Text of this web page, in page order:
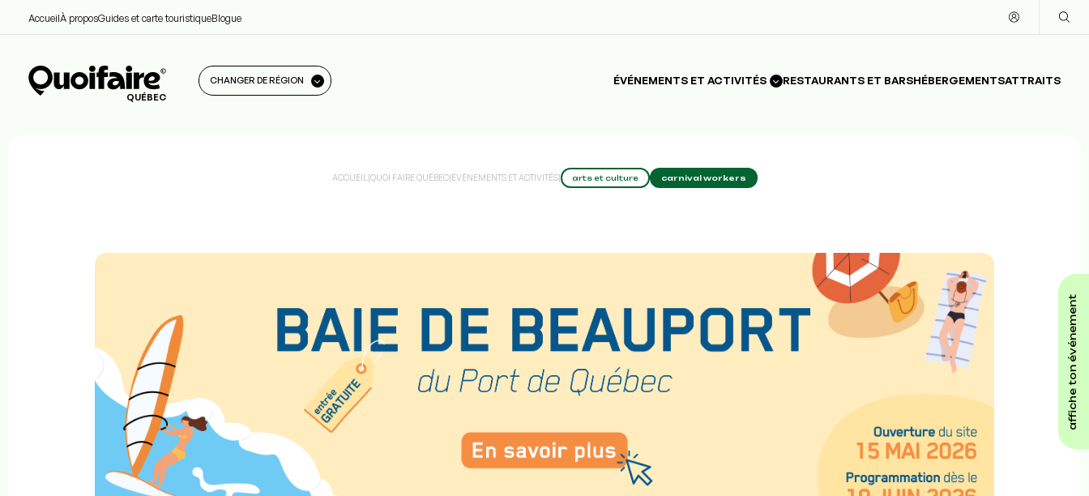
AccueilÀ proposGuides et carte touristiqueBlogue
QUÉBEC
CHANGER DE RÉGION ÉVÉNEMENTS ET ACTIVITÉS RESTAURANTS ET BARSHÉBERGEMENTSATTRAITS
affiche ton événement
ACCUEIL |QUOI FAIRE QUÉBEC|ÉVÉNEMENTS ET ACTIVITÉS| arts et culture carnival workers